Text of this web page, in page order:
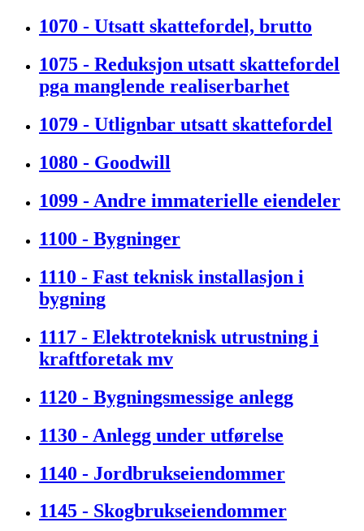
1070 - Utsatt skattefordel, brutto
1075 - Reduksjon utsatt skattefordel
pga manglende realiserbarhet
1079 - Utlignbar utsatt skattefordel
1080 - Goodwill
1099 - Andre immaterielle eiendeler
1100 - Bygninger
1110 - Fast teknisk installasjon i
bygning
1117 - Elektroteknisk utrustning i
kraftforetak mv
1120 - Bygningsmessige anlegg
1130 - Anlegg under utførelse
1140 - Jordbrukseiendommer
1145 - Skogbrukseiendommer